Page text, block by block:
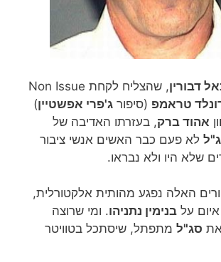
דבורין
, שהצליח לקחת Non Issue
טראמפ (סיפור ג'פרי אפשטיין)
אהוד ברק, בעזרתו האדיבה של
לא פעם כבר האשים אנשי ציבור
שלא היו ולא נבראו.
האלה נפגע מהותית אלקטורלית,
על בנימין נתניהו. ומי שרוצה
סג"ל מתפתל, שיסתכל בטוויטר